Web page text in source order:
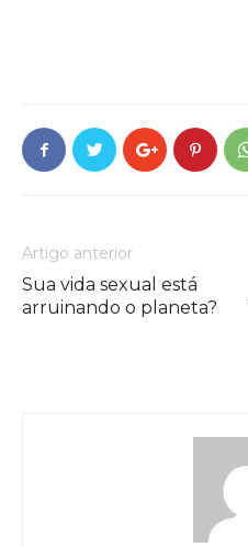
Artigo anterior
Sua vida sexual está
arruinando o planeta?